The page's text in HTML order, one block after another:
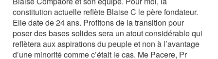
constitution actuelle reflète Blaise C le père fondateur.
Elle date de 24 ans. Profitons de la transition pour
poser des bases solides sera un atout considérable qui
reflètera aux aspirations du peuple et non à l’avantage
d’une minorité comme c’était le cas. Me Pacere, Pr